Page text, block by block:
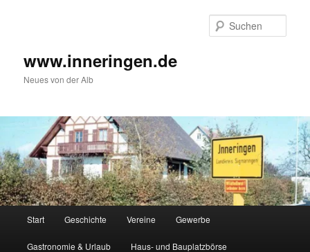
www.inneringen.de
Neues von der Alb
Start Geschichte Vereine Gewerbe
Gastronomie & Urlaub Haus- und Bauplatzbörse